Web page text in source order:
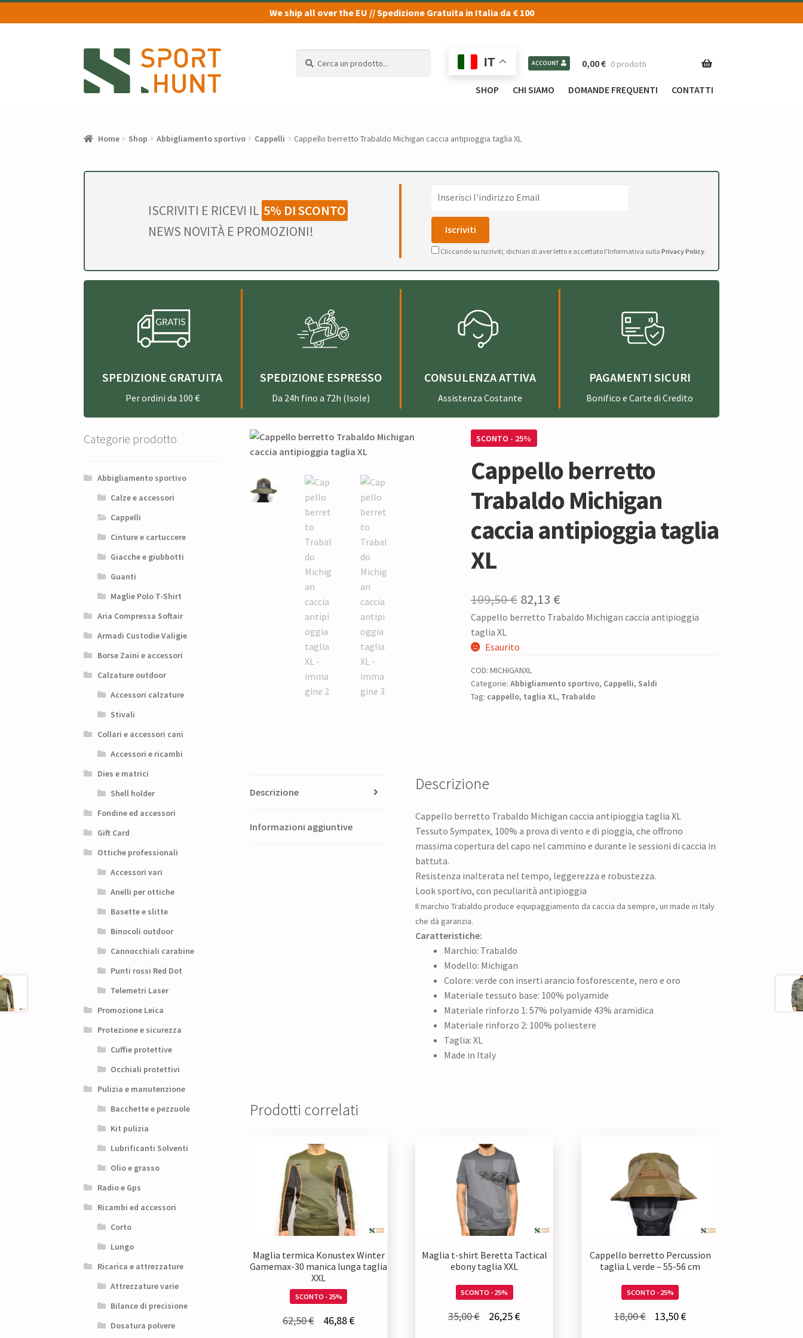
We ship all over the EU // Spedizione Gratuita in Italia da € 100
alla
navigazione
al
contenuto
IT ACCOUNT 0,00€ 0 prodotti
SHOP CHI SIAMO DOMANDE FREQUENTI CONTATTI
Home Shop Abbigliamento sportivo Cappelli Cappello berretto Trabaldo Michigan caccia antipioggia taglia XL
ISCRIVITI E RICEVI IL 5% DI SCONTO
NEWS NOVITÀ E PROMOZIONI!
Cliccando su Iscriviti, dichiari di aver letto e accettato l'Informativa sulla Privacy Policy.
SPEDIZIONE GRATUITA
Per ordini da 100 €
SPEDIZIONE ESPRESSO
Da 24h fino a 72h (Isole)
CONSULENZA ATTIVA
Assistenza Costante
PAGAMENTI SICURI
Bonifico e Carte di Credito
SCONTO - 25%
Cappello berretto
Trabaldo Michigan
caccia antipioggia taglia
XL
109,50€ Il
prezzo
109,50 €.
82,13 €Il
prezzo
82,13 €.
Cappello berretto Trabaldo Michigan caccia antipioggia
taglia XL
Esaurito
COD: MICHIGANXL
Categorie: Abbigliamento sportivo, Cappelli, Saldi
Tag: cappello, taglia XL, Trabaldo
Descrizione
Informazioni aggiuntive
Descrizione
Cappello berretto Trabaldo Michigan caccia antipioggia taglia XL
Tessuto Sympatex, 100% a prova di vento e di pioggia, che offrono
massima copertura del capo nel cammino e durante le sessioni di caccia in
battuta.
Resistenza inalterata nel tempo, leggerezza e robustezza.
Look sportivo, con peculiarità antipioggia
Il marchio Trabaldo produce equipaggiamento da caccia da sempre, un made in Italy
che dà garanzia.
Caratteristiche:
Marchio: Trabaldo
Modello: Michigan
Colore: verde con inserti arancio fosforescente, nero e oro
Materiale tessuto base: 100% polyamide
Materiale rinforzo 1: 57% polyamide 43% aramidica
Materiale rinforzo 2: 100% poliestere
Taglia: XL
Made in Italy
Prodotti correlati
Maglia termica Konustex Winter
Gamemax-30 manica lunga taglia
XXL
SCONTO - 25%
62,50€ 46,88€Il
Maglia t-shirt Beretta Tactical
ebony taglia XXL
SCONTO - 25%
35,00€ 26,25€Il
Cappello berretto Percussion
taglia L verde – 55-56 cm
SCONTO - 25%
18,00€ 13,50€Il
Categorie prodotto
Abbigliamento sportivo
Calze e accessori
Cappelli
Cinture e cartuccere
Giacche e giubbotti
Guanti
Maglie Polo T-Shirt
Aria Compressa Softair
Armadi Custodie Valigie
Borse Zaini e accessori
Calzature outdoor
Accessori calzature
Stivali
Collari e accessori cani
Accessori e ricambi
Dies e matrici
Shell holder
Fondine ed accessori
Gift Card
Ottiche professionali
Accessori vari
Anelli per ottiche
Basette e slitte
Binocoli outdoor
Cannocchiali carabine
Punti rossi Red Dot
Telemetri Laser
Promozione Leica
Protezione e sicurezza
Cuffie protettive
Occhiali protettivi
Pulizia e manutenzione
Bacchette e pezzuole
Kit pulizia
Lubrificanti Solventi
Olio e grasso
Radio e Gps
Ricambi ed accessori
Corto
Lungo
Ricarica e attrezzature
Attrezzature varie
Bilance di precisione
Dosatura polvere